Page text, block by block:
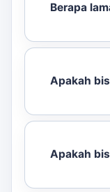
Berapa
Apakah
Apakah